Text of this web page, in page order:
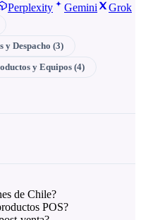
Perplexity Gemini Grok
y Despacho (3)
y Equipos(4)
de Chile?
POS?